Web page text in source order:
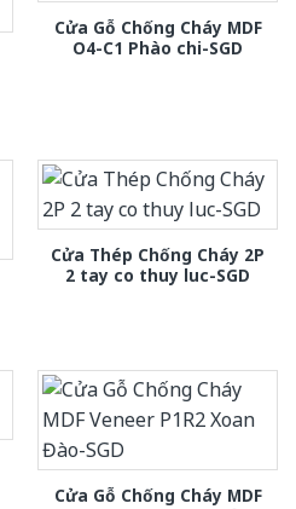
Cửa Gỗ Chống Cháy MDF
O4-C1 Phào chi-SGD
Cửa Thép Chống Cháy 2P
2 tay co thuy luc-SGD
Cửa Gỗ Chống Cháy MDF